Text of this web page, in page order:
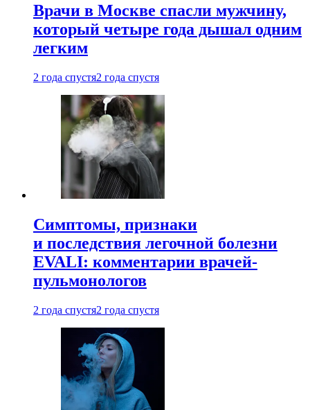
Врачи в Москве спасли мужчину,
который четыре года дышал одним
легким
2 года спустя2 года спустя
Симптомы, признаки
и последствия легочной болезни
EVALI: комментарии врачей-
пульмонологов
2 года спустя2 года спустя